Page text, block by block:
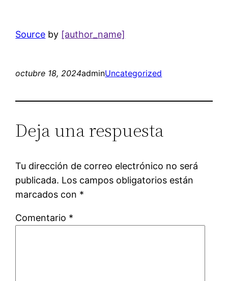
Source by [author_name]
octubre 18, 2024adminUncategorized
Deja una respuesta
Tu dirección de correo electrónico no será
publicada. Los campos obligatorios están
marcados con *
Comentario *